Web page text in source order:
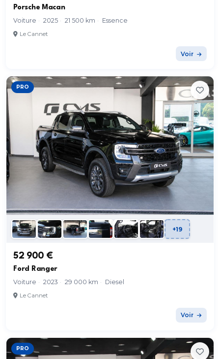
Porsche Macan
Voiture · 2025 · 21 500 km · Essence
Le Cannet
Voir
PRO
+19
52 900 €
Ford Ranger
Voiture · 2023 · 29 000 km · Diesel
Le Cannet
Voir
PRO